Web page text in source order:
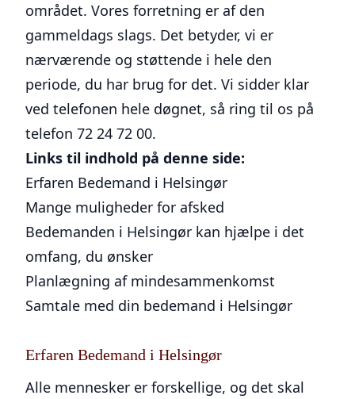
området. Vores forretning er af den
gammeldags slags. Det betyder, vi er
nærværende og støttende i hele den
periode, du har brug for det. Vi sidder klar
ved telefonen hele døgnet, så ring til os på
telefon 72 24 72 00.
Links til indhold på denne side:
Erfaren Bedemand i Helsingør
Mange muligheder for afsked
Bedemanden i Helsingør kan hjælpe i det
omfang, du ønsker
Planlægning af mindesammenkomst
Samtale med din bedemand i Helsingør
Erfaren Bedemand i Helsingør
Alle mennesker er forskellige, og det skal